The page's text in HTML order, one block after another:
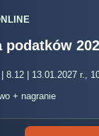
podatków
8.12 | 13.01.2027 r.,
+ nagranie